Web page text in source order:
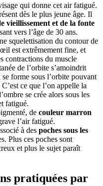
qui donne cet air fatigué.
dès le plus jeune âge. Il
vieillissement et de la fonte
vers l’âge de 30 ans.
squelettisation du contour de
est extrêmement fine, et
contractions du muscle
de l’orbite s’amoindrit
forme sous l’orbite pouvant
ce que l’on appelle la
se crée alors sous les
fatigué.
de couleur marron
l’air fatigué.
à des poches sous les
Plus ces poches sont
et plus le sujet paraît
pratiquées par